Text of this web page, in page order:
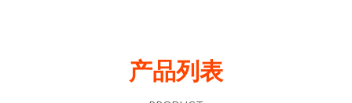
产品列表